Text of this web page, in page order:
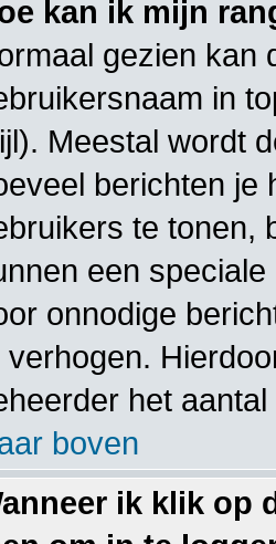
kan ik mijn
gezien kan
in
Meestal wordt
berichten je
te tonen,
een
onnodige
verhogen.
het
boven
ik klik op